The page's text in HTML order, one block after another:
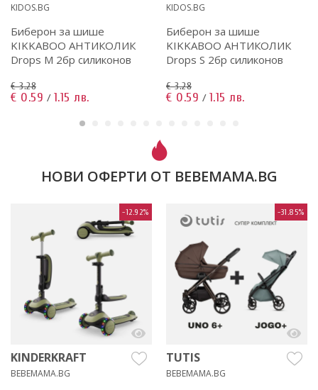
KIDOS.BG
Биберон за шише
KIKKABOO АНТИКОЛИК
Drops M 2бр силиконов
€ 3.28
€ 0.59 / 1.15 лв.
KIDOS.BG
Биберон за шише
KIKKABOO АНТИКОЛИК
Drops S 2бр силиконов
€ 3.28
€ 0.59 / 1.15 лв.
НОВИ ОФЕРТИ ОТ BEBEMAMA.BG
-12.92%
KINDERKRAFT
BEBEMAMA.BG
-31.85%
TUTIS
BEBEMAMA.BG